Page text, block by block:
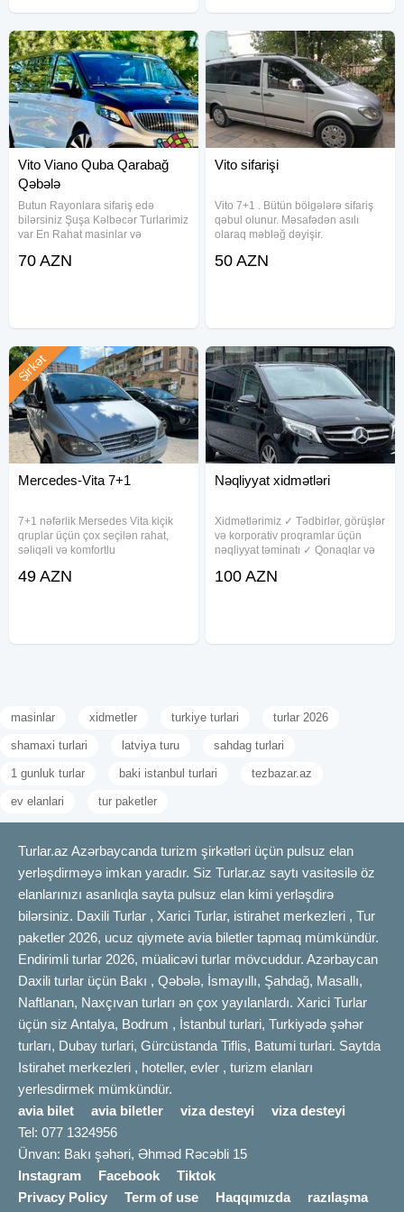
Vito Viano Quba Qarabağ
Qəbələ
Butun Rayonlara sifariş edə
bilərsiniz Şuşa Kəlbəcər Turlarimiz
var En Rahat masinlar və
Seyahətdən zövq almaq isteyen
70 AZN
Vito sifarişi
Vito 7+1 . Bütün bölgələrə sifariş
qəbul olunur. Məsafədən asılı
olaraq məbləğ dəyişir.
50 AZN
Mercedes-Vita 7+1
7+1 nəfərlik Mersedes Vita kiçik
qruplar üçün çox seçilən rahat,
səliqəli və komfortlu
komfortludur.Kondisaner güclü
Şirkət
49 AZN
Nəqliyyat xidmətləri
Xidmətlərimiz ✓ Tədbirlər, görüşlər
və korporativ proqramlar üçün
nəqliyyat təminatı ✓ Qonaqlar və
xidmətləri✓ Şəhərdaxili və
100 AZN
masinlar xidmetler turkiye turlari turlar 2026
shamaxi turlari latviya turu sahdag turlari
1 gunluk turlar baki istanbul turlari tezbazar.az
ev elanlari tur paketler
Turlar.az Azərbaycanda turizm şirkətləri üçün pulsuz elan
yerləşdirməyə imkan yaradır. Siz Turlar.az saytı vasitəsilə öz
elanlarınızı asanlıqla sayta pulsuz elan kimi yerləşdirə
bilərsiniz. Daxili Turlar , Xarici Turlar, istirahet merkezleri , Tur
paketler 2026, ucuz qiymete avia biletler tapmaq mümkündür.
Endirimli turlar 2026, müalicəvi turlar mövcuddur. Azərbaycan
Daxili turlar üçün Bakı , Qəbələ, İsmayıllı, Şahdağ, Masallı,
Naftlanan, Naxçıvan turları ən çox yayılanlardı. Xarici Turlar
üçün siz Antalya, Bodrum , İstanbul turlari, Turkiyədə şəhər
turları, Dubay turlari, Gürcüstanda Tiflis, Batumi turlari. Saytda
Istirahet merkezleri , hoteller, evler , turizm elanları
yerlesdirmek mümkündür.
avia bilet
avia biletler viza desteyi
viza desteyi
Tel: 077 1324956
Ünvan: Bakı şəhəri, Əhməd Rəcəbli 15
Instagram
Facebook
Tiktok
Privacy Policy
Term of use Haqqımızda
razılaşma